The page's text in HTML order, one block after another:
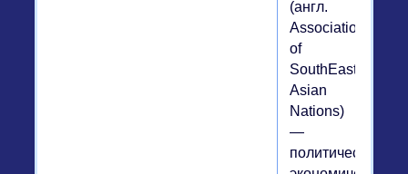
(англ.
Association
of
SouthEast
Asian
Nations)
—
политическая,